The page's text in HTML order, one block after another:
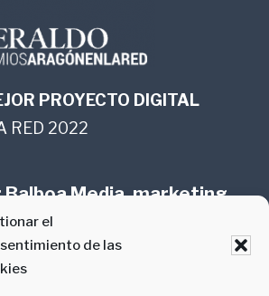
el
de las
PROYECTO DIGITAL
RED 2022
Balboa Media, marketing